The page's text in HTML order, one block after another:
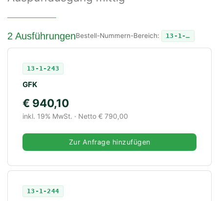
2 AusführungenBestell-Nummern-Bereich: 13-1-…
13-1-243
GFK
€ 940,10
inkl. 19% MwSt. · Netto € 790,00
Zur Anfrage hinzufügen
13-1-244